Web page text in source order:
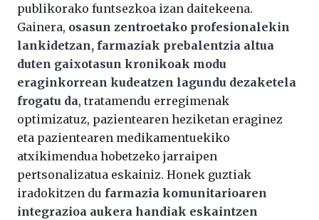
publikorako funtsezkoa izan daitekeena.
Gainera, osasun zentroetako profesionalekin
lankidetzan, farmaziak prebalentzia altua
duten gaixotasun kronikoak modu
eraginkorrean kudeatzen lagundu dezaketela
frogatu da, tratamendu erregimenak
optimizatuz, pazientearen heziketan eraginez
eta pazientearen medikamentuekiko
atxikimendua hobetzeko jarraipen
pertsonalizatua eskainiz. Honek guztiak
iradokitzen du farmazia komunitarioaren
integrazioa aukera handiak eskaintzen